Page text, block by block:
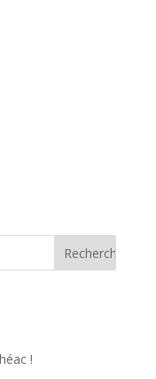
!